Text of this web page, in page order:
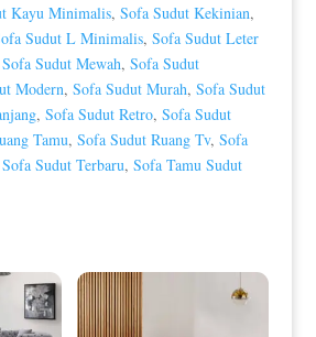
Kayu Minimalis, Sofa Sudut Kekinian,
Sudut L Minimalis, Sofa Sudut Leter
Sofa Sudut Mewah, Sofa Sudut
Modern, Sofa Sudut Murah, Sofa Sudut
, Sofa Sudut Retro, Sofa Sudut
Tamu, Sofa Sudut Ruang Tv, Sofa
Sofa Sudut Terbaru, Sofa Tamu Sudut